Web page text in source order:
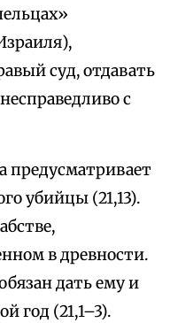
суд, отдавать
с
предусматривает
убийцы (21,13).
в древности.
дать ему и
год (21,1–3).